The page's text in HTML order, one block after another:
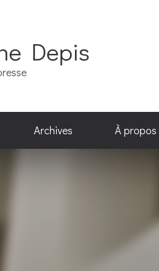
Depis
Archives À propos